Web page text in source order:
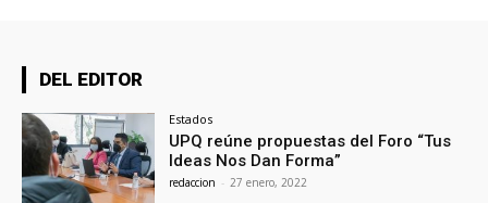
DEL EDITOR
Estados
UPQ reúne propuestas del Foro “Tus
Ideas Nos Dan Forma”
redaccion - 27 enero, 2022